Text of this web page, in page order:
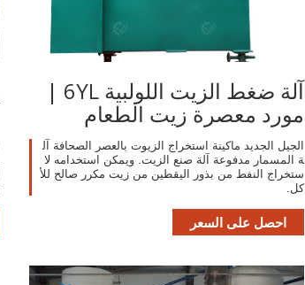
آلة ضغط الزيت اللولبية 6YL |
مورد معصرة زيت الطعام
الجيل الجديد ماكينة استخراج الزيوت بالعصر الصحافة آل
ة المسمار مدفوعة آلة صنع الزيت. ويمكن استخدامه لا
ستخراج النفط من بذور اليقطين من زيت مكرر صالح للأ
كل.
احصل على السعر